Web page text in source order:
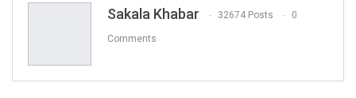
Sakala Khabar 32674 Posts 0
Comments